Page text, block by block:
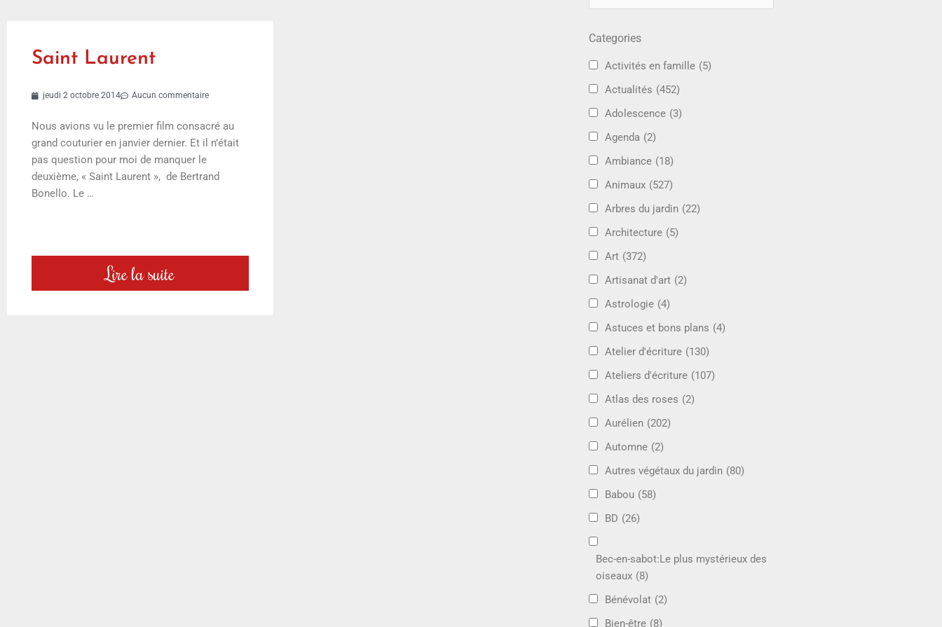
Saint Laurent
jeudi 2 octobre 2014 Aucun commentaire
Nous avions vu le premier film consacré au
grand couturier en janvier dernier. Et il n’était
pas question pour moi de manquer le
deuxième, « Saint Laurent », de Bertrand
Bonello. Le …
Lire la suite
Categories
Activités en famille (5)
Actualités (452)
Adolescence (3)
Agenda (2)
Ambiance (18)
Animaux (527)
Arbres du jardin (22)
Architecture (5)
Art (372)
Artisanat d'art (2)
Astrologie (4)
Astuces et bons plans (4)
Atelier d'écriture (130)
Ateliers d'écriture (107)
Atlas des roses (2)
Aurélien (202)
Automne (2)
Autres végétaux du jardin (80)
Babou (58)
BD (26)
Bec-en-sabot:Le plus mystérieux des
oiseaux (8)
Bénévolat (2)
Bien-être (8)